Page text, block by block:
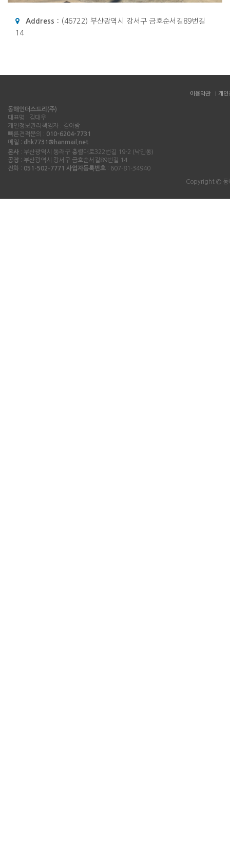
Address : (46722) 부산광역시 강서구 금호순서길89번길
14
이용약관 개인
동해인더스트리(주)
대표명 : 김대우
개인정보관리책임자 : 김아람
빠른견적문의 : 010-6204-7731
메일 : dhk7731@hanmail.net
본사 : 부산광역시 동래구 충렬대로322번길 19-2 (낙민동)
공장 : 부산광역시 강서구 금호순서길89번길 14
전화 : 051-502-7771 사업자등록번호 : 607-81-34940
Copyright © 동